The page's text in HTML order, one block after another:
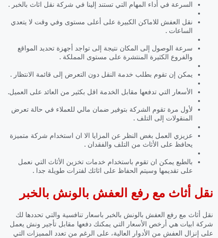
السرعة في أداء المهام التي تستند إلينا في شركة نقل اثاث بالخبر .
نقل العفش للاماكن الكبيرة على أعلى مستوى وفي وقت لا يتعدي
الساعات .
سرعة الوصول إلى المكان نتيجة إلى تواجد أجهزة تحديد المواقع
والفروع الكثيرة المنتشرة على مستوى المملكة .
يمكن إن تقوم بطلب خدمة النقل دون التعرض إلى قائمة الانتظار .
الأسعار التي تدفعها مقابل الخدمة اقل بكثير من العائد على العميل.
لأول مرة تقوم الشركة بتوفير ضمان مالي للعملاء في حالة تعرض
المنقولات إلى التلف .
عزيزي العمل بغض النظر عن المزايا الا ان استخدام شركة متميزة
يحافظ على الأثاث من التلف والفقدان .
بالطبع يمكن ان تقوم باستخدام خدمات تخزين الأثاث التي نعمل
على تقديمها وسيتم الحفاظ على اثاثك لفترات طويلة جدا .
نقل أثاث مع رفع العفش بالونش بالخبر
نقل أثاث مع رفع العفش بالونش بالخبر باسعار تنافسية والتي تحددها لك
شركة ابيات هي أرخص الأسعار التي يمكنك دفعها مقابل تأجير ونش يعمل
على إنزال العفش من الأدوار العالية، على الرغم من تعدد المميزات التي